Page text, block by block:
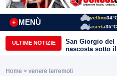
MENÙ
+
Avellino
Caserta35°C
ULTIME NOTIZIE
San Giorgio del
nascosta sotto
51enne
Home > venere terremoti